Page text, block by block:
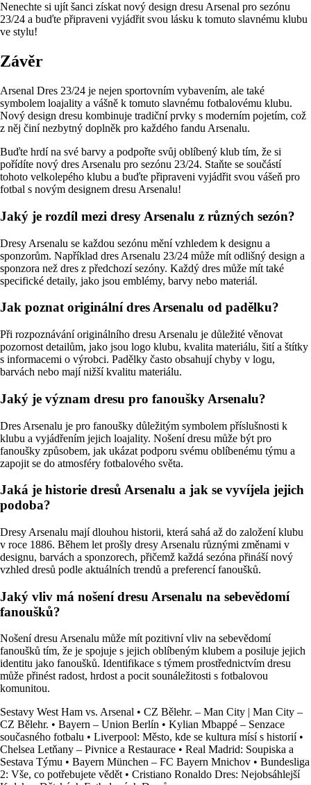
Nenechte si ujít šanci získat nový design dresu Arsenal pro sezónu
23/24 a buďte připraveni vyjádřit svou lásku k tomuto slavnému klubu
ve stylu!
Závěr
Arsenal Dres 23/24 je nejen sportovním vybavením, ale také
symbolem loajality a vášně k tomuto slavnému fotbalovému klubu.
Nový design dresu kombinuje tradiční prvky s moderním pojetím, což
z něj činí nezbytný doplněk pro každého fandu Arsenalu.
Buďte hrdí na své barvy a podpořte svůj oblíbený klub tím, že si
pořídíte nový dres Arsenalu pro sezónu 23/24. Staňte se součástí
tohoto velkolepého klubu a buďte připraveni vyjádřit svou vášeň pro
fotbal s novým designem dresu Arsenalu!
Jaký je rozdíl mezi dresy Arsenalu z různých sezón?
Dresy Arsenalu se každou sezónu mění vzhledem k designu a
sponzorům. Například dres Arsenalu 23/24 může mít odlišný design a
sponzora než dres z předchozí sezóny. Každý dres může mít také
specifické detaily, jako jsou emblémy, barvy nebo materiál.
Jak poznat originální dres Arsenalu od padělku?
Při rozpoznávání originálního dresu Arsenalu je důležité věnovat
pozornost detailům, jako jsou logo klubu, kvalita materiálu, šití a štítky
s informacemi o výrobci. Padělky často obsahují chyby v logu,
barvách nebo mají nižší kvalitu materiálu.
Jaký je význam dresu pro fanoušky Arsenalu?
Dres Arsenalu je pro fanoušky důležitým symbolem příslušnosti k
klubu a vyjádřením jejich loajality. Nošení dresu může být pro
fanoušky způsobem, jak ukázat podporu svému oblíbenému týmu a
zapojit se do atmosféry fotbalového světa.
Jaká je historie dresů Arsenalu a jak se vyvíjela jejich
podoba?
Dresy Arsenalu mají dlouhou historii, která sahá až do založení klubu
v roce 1886. Během let prošly dresy Arsenalu různými změnami v
designu, barvách a sponzorech, přičemž každá sezóna přináší nový
vzhled dresů podle aktuálních trendů a preferencí fanoušků.
Jaký vliv má nošení dresu Arsenalu na sebevědomí
fanoušků?
Nošení dresu Arsenalu může mít pozitivní vliv na sebevědomí
fanoušků tím, že je spojuje s jejich oblíbeným klubem a posiluje jejich
identitu jako fanoušků. Identifikace s týmem prostřednictvím dresu
může přinést radost, hrdost a pocit sounáležitosti s fotbalovou
komunitou.
Sestavy West Ham vs. Arsenal • CZ Bělehr. – Man City | Man City –
CZ Bělehr. • Bayern – Union Berlín • Kylian Mbappé – Senzace
současného fotbalu • Liverpool: Město, kde se kultura mísí s historií•
Chelsea Letňany – Pivnice a Restaurace • Real Madrid: Soupiska a
Sestava Týmu • Bayern München – FC Bayern Mnichov • Bundesliga
2: Vše, co potřebujete vědět • Cristiano Ronaldo Dres: Nejobsáhlejší